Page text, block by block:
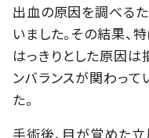
出血の原因を調べる
いました。その結果
はっきりとした原因は
ンバランスが関わって
た。
手術後、目が覚めた立